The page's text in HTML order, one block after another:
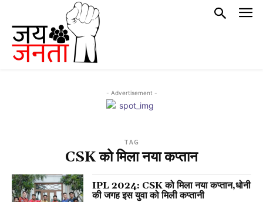
- Advertisement -
TAG
CSK को मिला नया कप्तान
IPL 2024: CSK को मिला नया कप्तान,धोनी
की जगह इस युवा को मिली कप्तानी